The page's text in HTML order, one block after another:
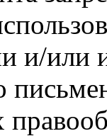
и/или